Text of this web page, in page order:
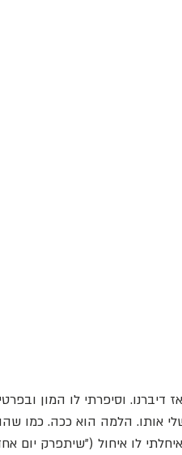
דיברנו. וסיפרתי לו המון
אותו. הלמה הוא ככה. כמו
לו איחול ("שיתפרק יום